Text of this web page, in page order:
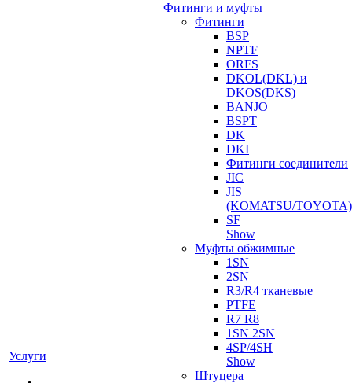
Услуги
Фитинги и муфты
Фитинги
BSP
NPTF
ORFS
DKOL(DKL) и
DKOS(DKS)
BANJO
BSPT
DK
DKI
Фитинги соединители
JIC
JIS
(KOMATSU/TOYOTA)
SF
Show
Муфты обжимные
1SN
2SN
R3/R4 тканевые
PTFE
R7 R8
1SN 2SN
4SP/4SH
Show
Штуцера